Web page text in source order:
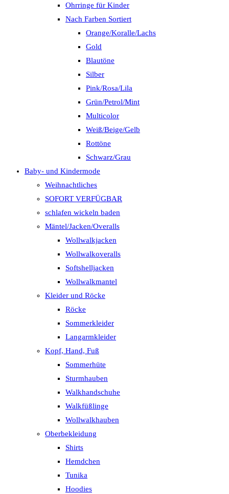
Ohrringe für Kinder
Nach Farben Sortiert
Orange/Koralle/Lachs
Gold
Blautöne
Silber
Pink/Rosa/Lila
Grün/Petrol/Mint
Multicolor
Weiß/Beige/Gelb
Rottöne
Schwarz/Grau
Baby- und Kindermode
Weihnachtliches
SOFORT VERFÜGBAR
schlafen wickeln baden
Mäntel/Jacken/Overalls
Wollwalkjacken
Wollwalkoveralls
Softshelljacken
Wollwalkmantel
Kleider und Röcke
Röcke
Sommerkleider
Langarmkleider
Kopf, Hand, Fuß
Sommerhüte
Sturmhauben
Walkhandschuhe
Walkfüßlinge
Wollwalkhauben
Oberbekleidung
Shirts
Hemdchen
Tunika
Hoodies